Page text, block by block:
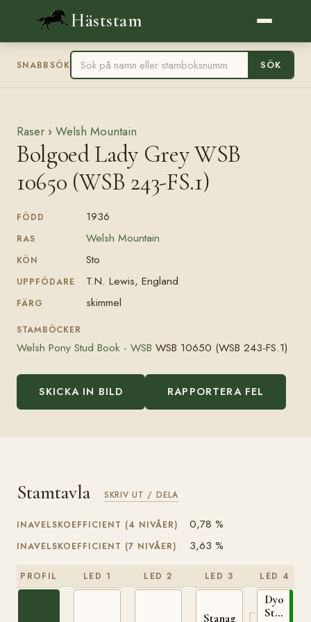
Häststam
SNABBSÖK SÖK
Raser › Welsh Mountain
Bolgoed Lady Grey WSB
10650 (WSB 243-FS.1)
FÖDD 1936
RAS Welsh Mountain
KÖN Sto
UPPFÖDARE T.N. Lewis, England
FÄRG skimmel
STAMBÖCKER
Welsh Pony Stud Book - WSB WSB 10650 (WSB 243-FS.1)
SKICKA IN BILD RAPPORTERA FEL
Stamtavla SKRIV UT / DELA
INAVELSKOEFFICIENT (4 NIVÅER) 0,78 %
INAVELSKOEFFICIENT (7 NIVÅER) 3,63 %
PROFIL LED 1 LED 2 LED 3
Stanage
LED 4
Dyoll
Starlight